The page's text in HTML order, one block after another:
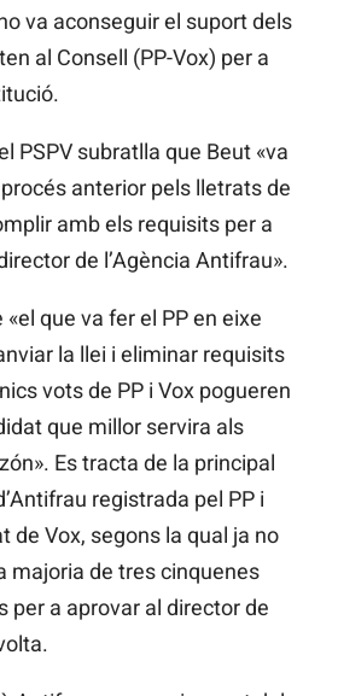
va aconseguir el suport dels
al Consell (PP-Vox) per a
PSPV subratlla que Beut «va
anterior pels lletrats de
amb els requisits per a
de l’Agència Antifrau».
que va fer el PP en eixe
la llei i eliminar requisits
vots de PP i Vox pogueren
que millor servira als
Es tracta de la principal
registrada pel PP i
de Vox, segons la qual ja no
majoria de tres cinquenes
per a aprovar al director de